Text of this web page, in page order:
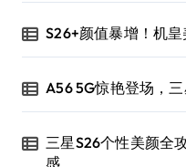
S26+颜值暴增！机
A56 5G惊艳登场，三
三星S26个性美颜全
感